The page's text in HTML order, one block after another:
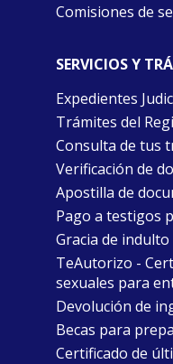
Comisiones de
SERVICIOS Y
Expedientes
Trámites del
Consulta de tus
Verificación de
Apostilla de
Pago a testigos
Gracia de indulto
TeAutorizo -
sexuales para
Devolución de
Becas para
Certificado de